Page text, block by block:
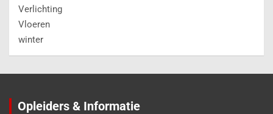
Verlichting
Vloeren
winter
Opleiders & Informatie